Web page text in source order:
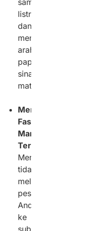
listrik,
dan
menilai
arah
paparan
sinar
matahari.
Memiliki
Fasilitas
Manufaktur
Terintegrasi:
Mereka
tidak
melempar
pesanan
Anda
ke
sub-